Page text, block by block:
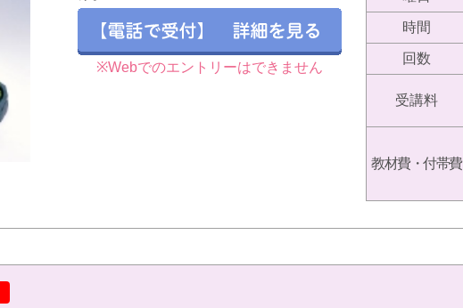
※Webでのエントリーはできません
時間
回数
受講料
教材費・付帯費